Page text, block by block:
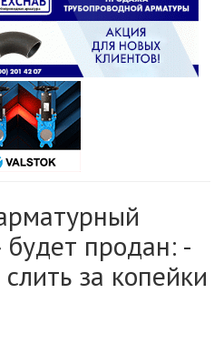
будет продан: -
за копейки